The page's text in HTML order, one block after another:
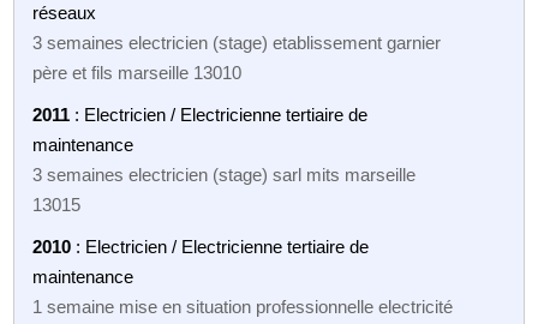
réseaux
3 semaines electricien (stage) etablissement garnier
père et fils marseille 13010
2011 : Electricien / Electricienne tertiaire de
maintenance
3 semaines electricien (stage) sarl mits marseille
13015
2010 : Electricien / Electricienne tertiaire de
maintenance
1 semaine mise en situation professionnelle electricité